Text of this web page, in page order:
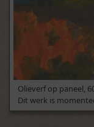
Olieverf op paneel,
Dit werk is